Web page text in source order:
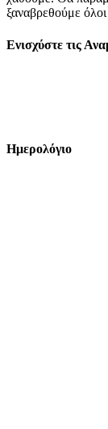
ξαναβρεθούμε
Ενισχύστε τις
Ημερολόγιο